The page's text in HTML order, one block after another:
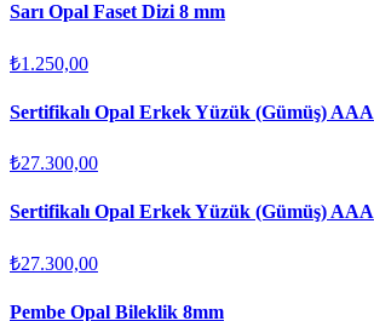
Sarı Opal Faset Dizi 8 mm
₺1.250,00
Sertifikalı Opal Erkek Yüzük (Gümüş) AAA
₺27.300,00
Sertifikalı Opal Erkek Yüzük (Gümüş) AAA
₺27.300,00
Pembe Opal Bileklik 8mm